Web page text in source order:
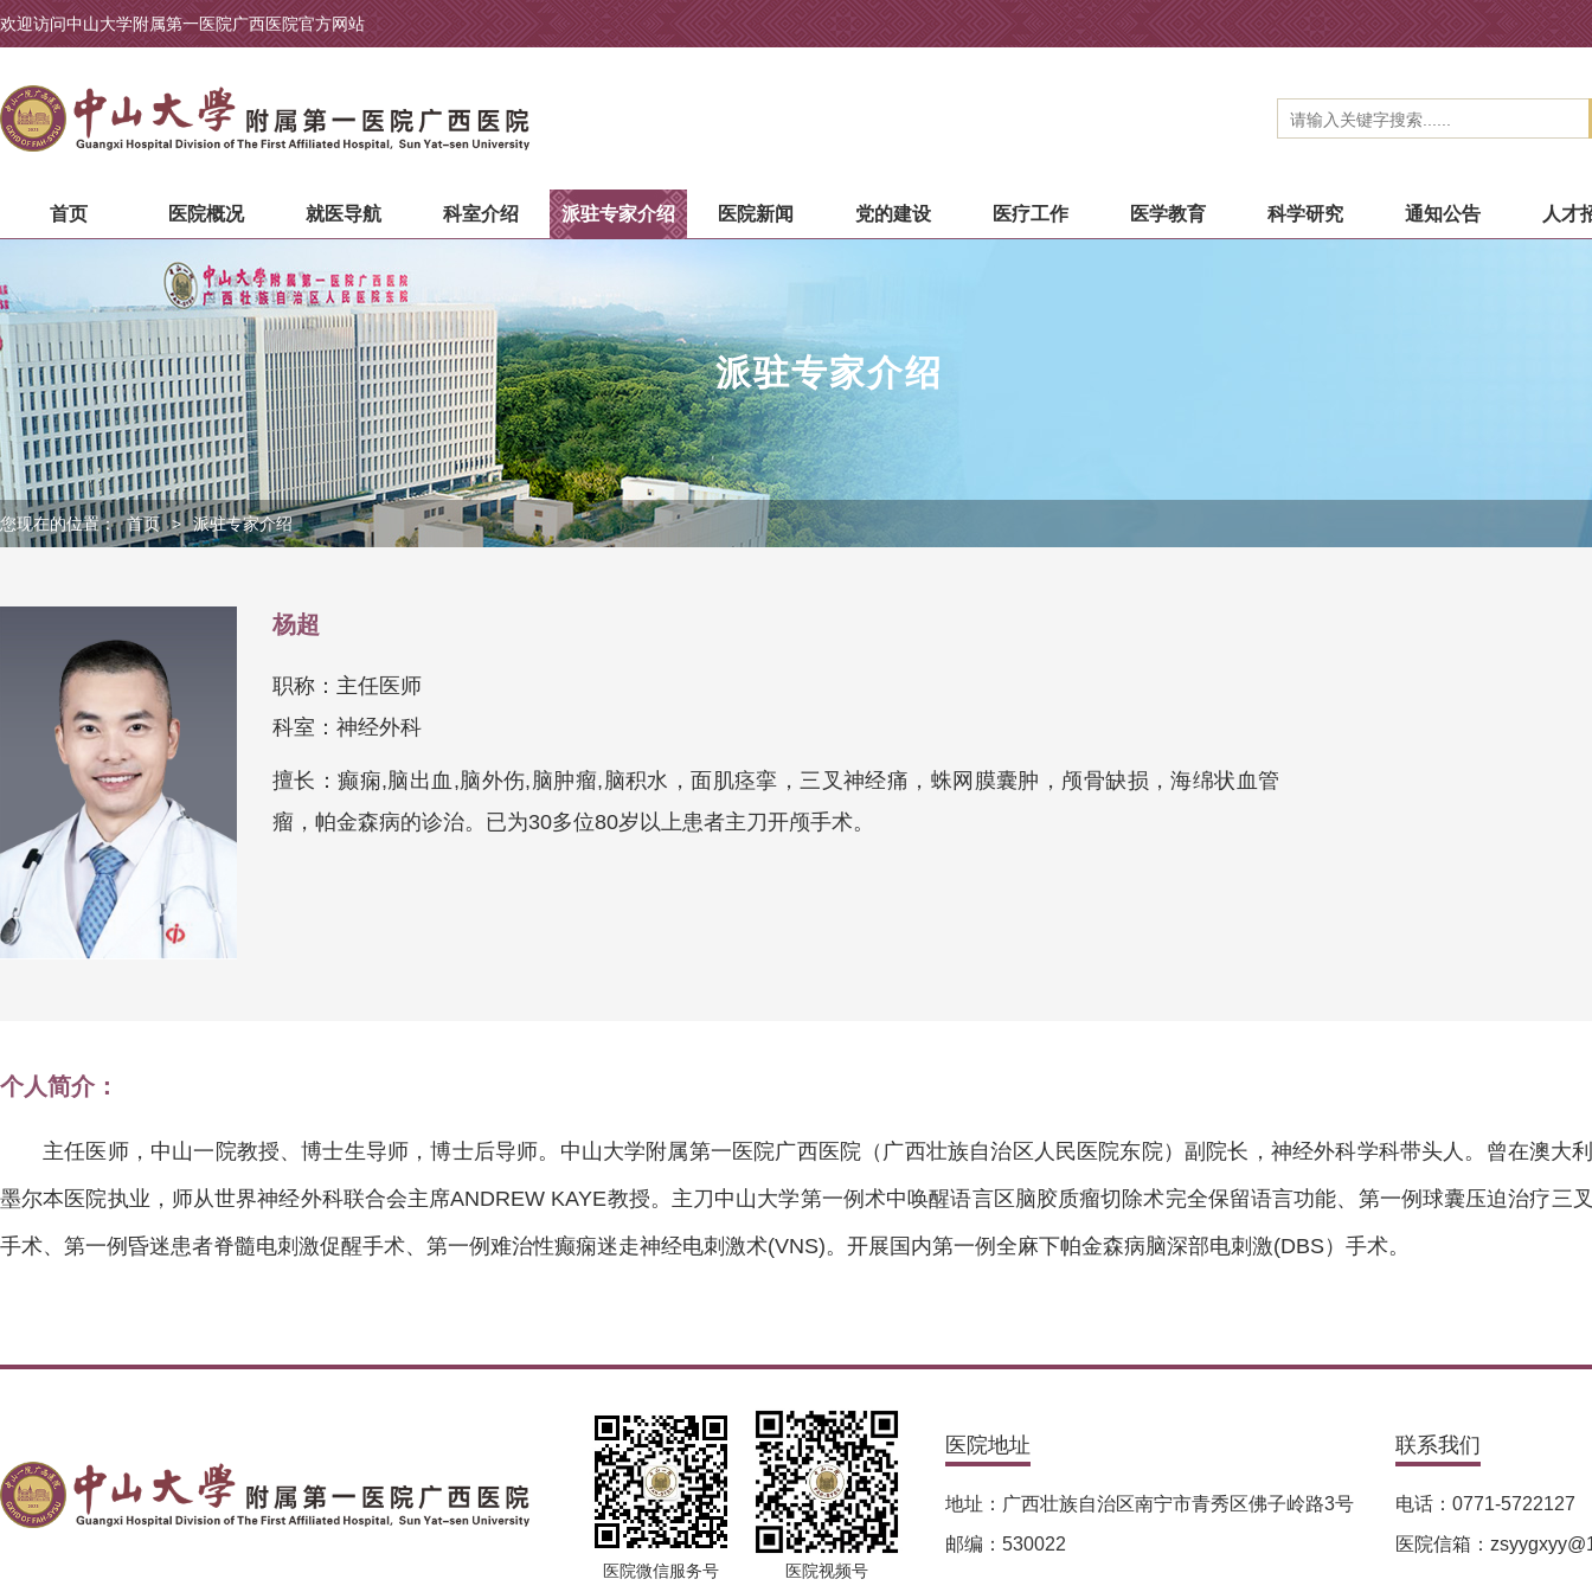
欢迎访问中山大学附属第一医院广西医院官方网站
首页 医院概况 就医导航 科室介绍 派驻专家介绍 医院新闻 党的建设 医疗工作 医学教育 科学研究 通知公告 人才
派驻专家介绍
您现在的位置： 首页 > 派驻专家介绍
杨超
职称：主任医师
科室：神经外科
擅长：癫痫,脑出血,脑外伤,脑肿瘤,脑积水，面肌痉挛，三叉神经痛，蛛网膜囊肿，颅骨缺损，海绵状血管
瘤，帕金森病的诊治。已为30多位80岁以上患者主刀开颅手术。
个人简介：
主任医师，中山一院教授、博士生导师，博士后导师。中山大学附属第一医院广西医院（广西壮族自治区人民医院东院）副院长，神经外科学科带头人。曾在澳大
墨尔本医院执业，师从世界神经外科联合会主席ANDREW KAYE教授。主刀中山大学第一例术中唤醒语言区脑胶质瘤切除术完全保留语言功能、第一例球囊压迫治疗三
手术、第一例昏迷患者脊髓电刺激促醒手术、第一例难治性癫痫迷走神经电刺激术(VNS)。开展国内第一例全麻下帕金森病脑深部电刺激(DBS）手术。
医院微信服务号 医院视频号
医院地址
地址：广西壮族自治区南宁市青秀区佛子岭路3号
邮编：530022
联系我们
电话：0771-5722127
医院信箱：